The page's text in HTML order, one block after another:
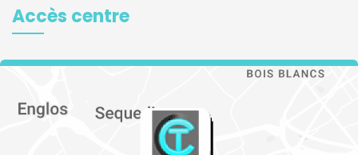
Accès centre